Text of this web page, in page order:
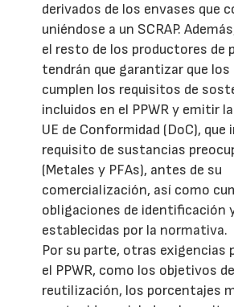
derivados de los envases que
uniéndose a un SCRAP.
el resto de los productores de
tendrán que garantizar que los
cumplen los requisitos de
incluidos en el PPWR y emitir
UE de Conformidad (DoC), que
requisito de sustancias
(Metales y PFAs), antes de su
comercialización, así como
obligaciones de identificación
establecidas por la normativa.
Por su parte, otras exigencias
el PPWR, como los objetivos de
reutilización, los porcentajes